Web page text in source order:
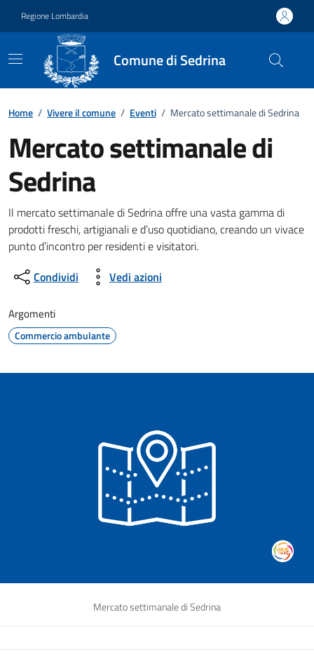
Regione Lombardia
Comune di Sedrina
Home / Vivere il comune / Eventi / Mercato settimanale di Sedrina
Mercato settimanale di
Sedrina
Dettagli della notizia
Il mercato settimanale di Sedrina offre una vasta gamma di
prodotti freschi, artigianali e d’uso quotidiano, creando un vivace
punto d’incontro per residenti e visitatori.
Condividi
Vedi azioni
Argomenti
Commercio ambulante
Mercato settimanale di Sedrina